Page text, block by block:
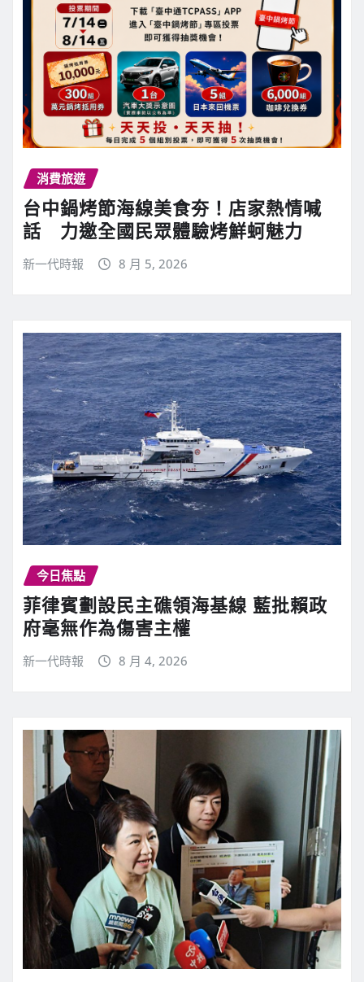
消費旅遊
台中鍋烤節海線美食夯！店家熱情喊
話 力邀全國民眾體驗烤鮮蚵魅力
新一代時報 8 月 5, 2026
今日焦點
菲律賓劃設民主礁領海基線 藍批賴政
府毫無作為傷害主權
新一代時報 8 月 4, 2026